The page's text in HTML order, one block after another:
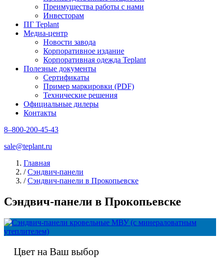
Преимущества работы с нами
Инвесторам
ПГ Teplant
Медиа-центр
Новости завода
Корпоративное издание
Корпоративная одежда Teplant
Полезные документы
Сертификаты
Пример маркировки (PDF)
Технические решения
Официальные дилеры
Контакты
8–800-200-45-43
sale@teplant.ru
Главная
/ Сэндвич-панели
/ Сэндвич-панели в Прокопьевске
Сэндвич-панели в Прокопьевске
Цвет на Ваш выбор